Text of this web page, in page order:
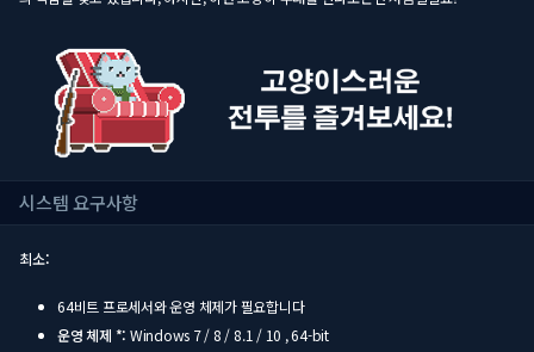
시스템 요구사항
최소:
64비트 프로세서와 운영 체제가 필요합니다
운영 체제 *: Windows 7 / 8 / 8.1 / 10 , 64-bit